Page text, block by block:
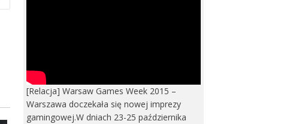
[Relacja] Warsaw Games Week 2015 –
Warszawa doczekała się nowej imprezy
gamingowej.W dniach 23-25 października